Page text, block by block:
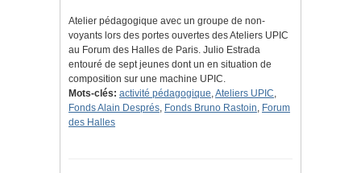
Atelier pédagogique avec un groupe de non-
voyants lors des portes ouvertes des Ateliers UPIC
au Forum des Halles de Paris. Julio Estrada
entouré de sept jeunes dont un en situation de
composition sur une machine UPIC.
Mots-clés: activité pédagogique,Ateliers UPIC,
Fonds Alain Després, Fonds Bruno Rastoin, Forum
des Halles